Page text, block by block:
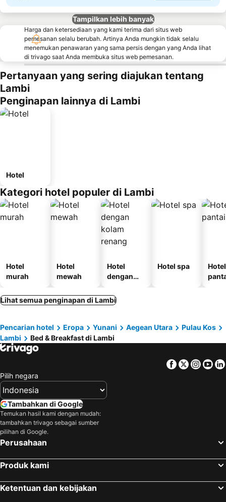
Tampilkan lebih banyak
Harga dan ketersediaan yang kami terima dari situs web
pemesanan selalu berubah. Artinya Anda mungkin tidak selalu
menemukan penawaran yang sama persis dengan yang Anda lihat
di trivago saat Anda membuka situs web pemesanan.
Pertanyaan yang sering diajukan tentang
Lambi
Penginapan lainnya di Lambi
Hotel
Kategori hotel populer di Lambi
Hotel
murah
Hotel
mewah
Hotel
dengan
renang
Hotel spa
Hotel
Lihat semua penginapan di Lambi
Pencarian hotel Eropa Yunani Aegean Utara
Pulau Kos
Lambi
Bed & Breakfast di Lambi
Facebook
Twitter
Pilih negara
Tambahkan di Google
Temukan hasil kami dengan mudah:
tambahkan trivago sebagai sumber
pilihan di Google.
Perusahaan
Produk kami
Ketentuan dan kebijakan